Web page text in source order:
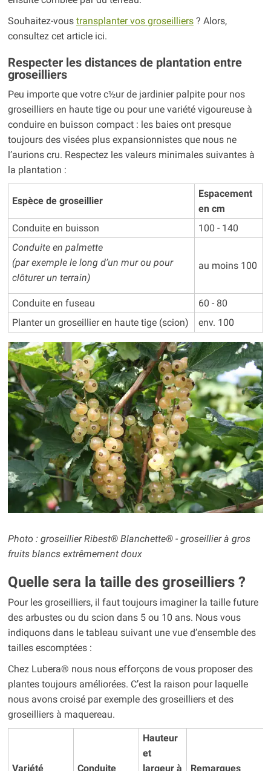
Souhaitez-vous transplanter vos groseilliers? Alors,
consultez cet article ici.
Respecter les distances de plantation entre
groseilliers
Peu importe que votre c½ur de jardinier palpite pour nos
groseilliers en haute tige ou pour une variété vigoureuse à
conduire en buisson compact : les baies ont presque
toujours des visées plus expansionnistes que nous ne
l’aurions cru. Respectez les valeurs minimales suivantes à
la plantation :
Espèce de groseillier
Espacement
en cm
Conduite en buisson
100 - 140
Conduite en palmette
(par exemple le long d’un mur ou pour
clôturer un terrain)
au moins 100
Conduite en fuseau
60 - 80
Planter un groseillier en haute tige (scion)
env. 100
Photo : groseillier Ribest® Blanchette® - groseillier à gros
fruits blancs extrêmement doux
Quelle sera la taille des groseilliers ?
Pour les groseilliers, il faut toujours imaginer la taille future
des arbustes ou du scion dans 5 ou 10 ans. Nous vous
indiquons dans le tableau suivant une vue d’ensemble des
tailles escomptées :
Chez Lubera® nous nous efforçons de vous proposer des
plantes toujours améliorées. C’est la raison pour laquelle
nous avons croisé par exemple des groseilliers et des
groseilliers à maquereau.
Variété Conduite
Hauteur
et
largeur à
Remarques